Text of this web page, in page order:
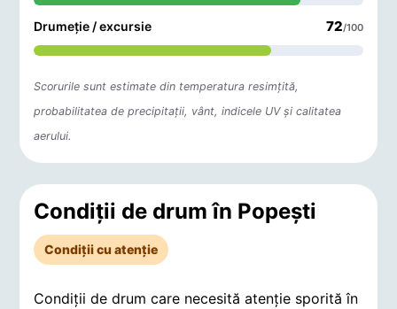
Drumeție / excursie 72/100
Scorurile sunt estimate din temperatura resimțită,
probabilitatea de precipitații, vânt, indicele UV și calitatea
aerului.
Condiții de drum în Popeşti
Condiții cu atenție
Condiții de drum care necesită atenție sporită în